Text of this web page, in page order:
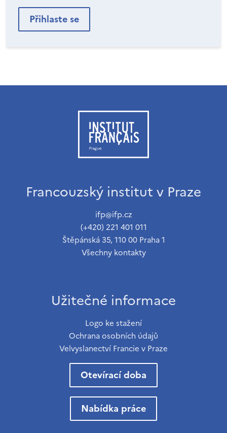
Francouzský institut v Praze
ifp@ifp.cz
(+420) 221 401 011
Štěpánská 35, 110 00 Praha 1
Všechny kontakty
Užitečné informace
Logo ke stažení
Ochrana osobních údajů
Velvyslanectví Francie v Praze
Otevírací doba
Nabídka práce